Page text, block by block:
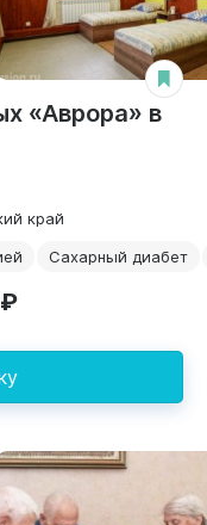
«Аврора» в
край
Сахарный диабет